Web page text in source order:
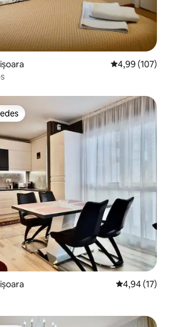
4,99 de uma
4,99 (107)
4,94 de uma
4,94 (17)